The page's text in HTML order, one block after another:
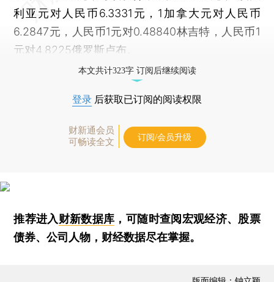
利亚元对人民币6.3331元，1加拿大元对人民币
6.2847元，人民币1元对0.48840林吉特，人民币1
元对4.8225俄罗斯卢布。
本文共计323字 订阅后继续阅读
登录 后获取已订阅的阅读权限
财新通会员
可畅读全文
订阅/会员升级
推荐进入财新数据库 ，可随时查阅宏观经济、股票
债券、公司人物，财经数据尽在掌握。